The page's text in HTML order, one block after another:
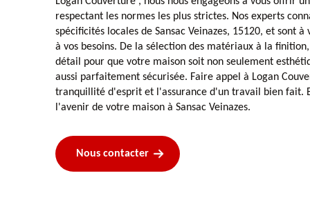
respectant les normes les plus strictes. Nos experts
spécificités locales de Sansac Veinazes, 15120, et sont
à vos besoins. De la sélection des matériaux à la
détail pour que votre maison soit non seulement
aussi parfaitement sécurisée. Faire appel à Logan
tranquillité d'esprit et l'assurance d'un travail bien fait.
l'avenir de votre maison à Sansac Veinazes.
Nous contacter